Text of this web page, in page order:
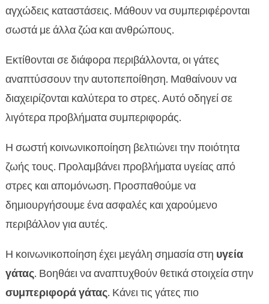
αγχώδεις καταστάσεις. Μάθουν να συμπεριφέρονται
σωστά με άλλα ζώα και ανθρώπους.
Εκτίθονται σε διάφορα περιβάλλοντα, οι γάτες
αναπτύσσουν την αυτοπεποίθηση. Μαθαίνουν να
διαχειρίζονται καλύτερα το στρες. Αυτό οδηγεί σε
λιγότερα προβλήματα συμπεριφοράς.
Η σωστή κοινωνικοποίηση βελτιώνει την ποιότητα
ζωής τους. Προλαμβάνει προβλήματα υγείας από
στρες και απομόνωση. Προσπαθούμε να
δημιουργήσουμε ένα ασφαλές και χαρούμενο
περιβάλλον για αυτές.
Η κοινωνικοποίηση έχει μεγάλη σημασία στη υγεία
γάτας. Βοηθάει να αναπτυχθούν θετικά στοιχεία στην
συμπεριφορά γάτας. Κάνει τις γάτες πιο